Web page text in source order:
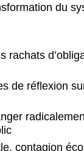
du
l’industrie : la
à
:
?
Détroit
rachats
de réflexion
contagion